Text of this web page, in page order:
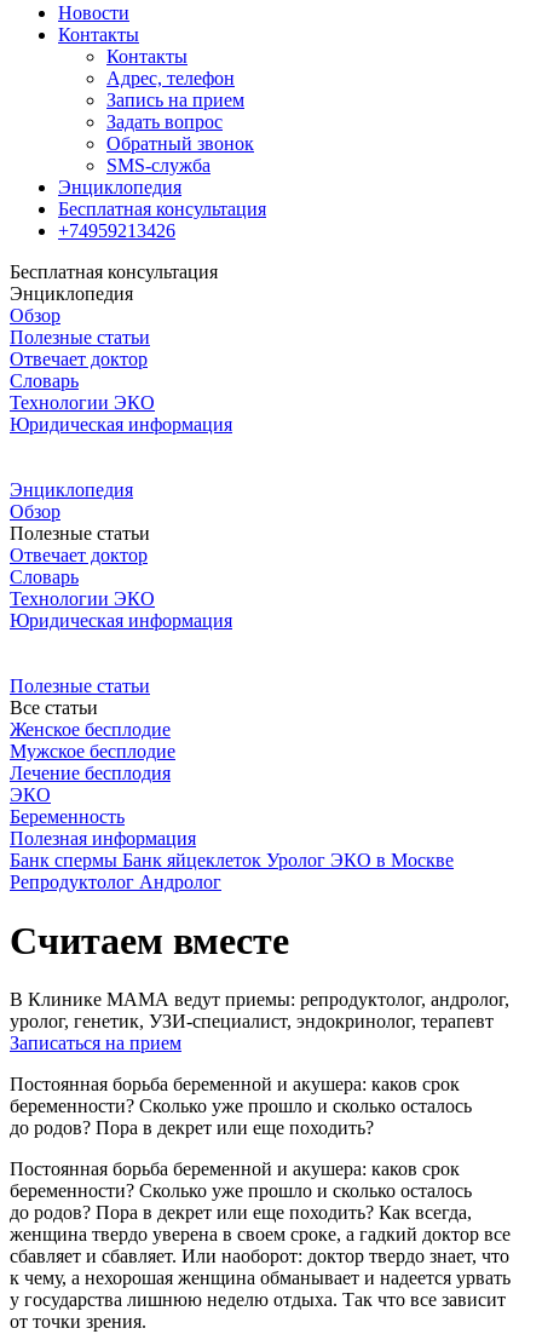
Новости
Контакты
Контакты
Адрес, телефон
Запись на прием
Задать вопрос
Обратный звонок
SMS-служба
Энциклопедия
Бесплатная консультация
+74959213426
Бесплатная консультация
Энциклопедия
Обзор
Полезные статьи
Отвечает доктор
Словарь
Технологии ЭКО
Юридическая информация
Энциклопедия
Обзор
Полезные статьи
Отвечает доктор
Словарь
Технологии ЭКО
Юридическая информация
Полезные статьи
Все статьи
Женское бесплодие
Мужское бесплодие
Лечение бесплодия
ЭКО
Беременность
Полезная информация
Банк спермы Банк яйцеклеток Уролог ЭКО в Москве
Репродуктолог Андролог
Считаем вместе
В Клинике МАМА ведут приемы: репродуктолог, андролог,
уролог, генетик, УЗИ-специалист, эндокринолог, терапевт
Записаться на прием
Постоянная борьба беременной и акушера: каков срок
беременности? Сколько уже прошло и сколько осталось
до родов? Пора в декрет или еще походить?
Постоянная борьба беременной и акушера: каков срок
беременности? Сколько уже прошло и сколько осталось
до родов? Пора в декрет или еще походить? Как всегда,
женщина твердо уверена в своем сроке, а гадкий доктор все
сбавляет и сбавляет. Или наоборот: доктор твердо знает, что
к чему, а нехорошая женщина обманывает и надеется урвать
у государства лишнюю неделю отдыха. Так что все зависит
от точки зрения.